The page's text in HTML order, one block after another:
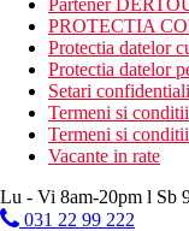
Mese
All Inclusive
Bufet mic
Gustare
Pranz tip
Gustare
Cina tip
Bauturi
Pranz/
plaja
Partener
PROTECTIA
Protectia datelor
Protectia datelor
Setari
Termeni si conditii
Termeni si
Vacante in rate
Lu - Vi 8am-20pm l Sb
031 22 99 222